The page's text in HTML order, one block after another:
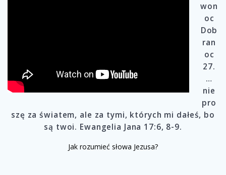
won
oc
Dob
ran
oc
27.
…
nie
pro
szę za światem, ale za tymi, których mi dałeś, bo
są twoi. Ewangelia Jana 17:6, 8-9.
Jak rozumieć słowa Jezusa?